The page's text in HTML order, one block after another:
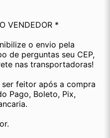
VENDEDOR *
o envio pela
de perguntas seu CEP,
nas transportadoras!
feitor após a compra
Pago, Boleto, Pix,